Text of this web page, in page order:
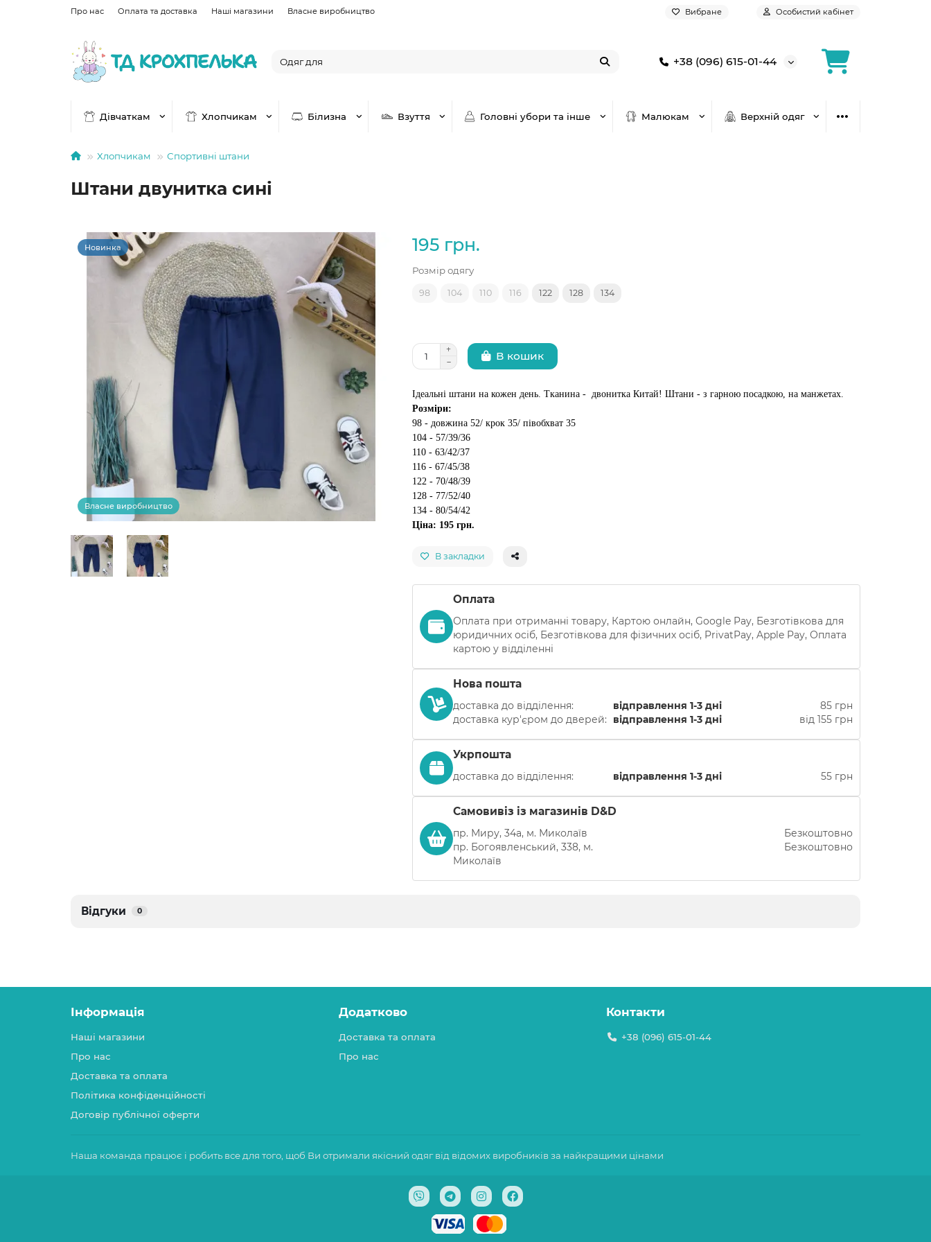
Про нас Оплата та доставка Наші магазини Власне виробництво Вибране Особистий кабінет
+38 (096) 615-01-44
Дівчаткам Хлопчикам Білизна Взуття Головні убори та інше Малюкам Верхній одяг
Хлопчикам Спортивні штани
Штани двунитка сині
Новинка
Власне виробництво
195 грн.
Розмір одягу
98 104 110 116 122 128 134
В кошик
Ідеальні штани на кожен день. Тканина - двонитка Китай! Штани - з гарною посадкою, на манжетах.
Розміри:
98 - довжина 52/ крок 35/ півобхват 35
104 - 57/39/36
110 - 63/42/37
116 - 67/45/38
122 - 70/48/39
128 - 77/52/40
134 - 80/54/42
Ціна: 195 грн.
В закладки
Оплата
Оплата при отриманні товару, Картою онлайн, Google Pay, Безготівкова для
юридичних осіб, Безготівкова для фізичних осіб, PrivatPay, Apple Pay, Оплата
картою у відділенні
Нова пошта
доставка до відділення: відправлення 1-3 дні
85 грн
доставка кур'єром до дверей:
відправлення 1-3 дні від 155 грн
Укрпошта
доставка до відділення: відправлення 1-3 дні 55 грн
Самовивіз із магазинів D&D
пр. Миру, 34а, м. Миколаїв
Безкоштовно
пр. Богоявленський, 338, м.
Миколаїв
Безкоштовно
Відгуки 0
Інформація
Наші магазини
Про нас
Доставка та оплата
Політика конфіденційності
Договір публічної оферти
Додатково
Доставка та оплата
Про нас
Контакти
+38 (096) 615-01-44
Наша команда працює і робить все для того, щоб Ви отримали якісний одяг від відомих виробників за найкращими цінами